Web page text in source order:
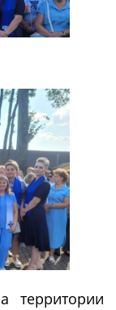
территории